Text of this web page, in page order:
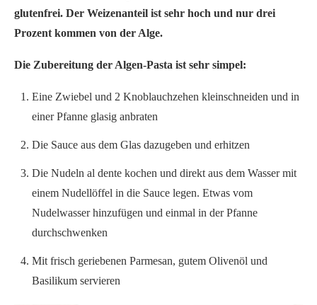
glutenfrei. Der Weizenanteil ist sehr hoch und nur drei
Prozent kommen von der Alge.
Die Zubereitung der Algen-Pasta ist sehr simpel:
Eine Zwiebel und 2 Knoblauchzehen kleinschneiden und in
einer Pfanne glasig anbraten
Die Sauce aus dem Glas dazugeben und erhitzen
Die Nudeln al dente kochen und direkt aus dem Wasser mit
einem Nudellöffel in die Sauce legen. Etwas vom
Nudelwasser hinzufügen und einmal in der Pfanne
durchschwenken
Mit frisch geriebenen Parmesan, gutem Olivenöl und
Basilikum servieren